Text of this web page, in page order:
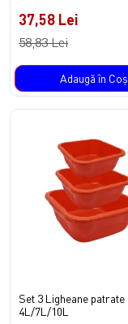
37,58 Lei
58,83 Lei
Adaugă în Coş
Set 3 Ligheane patrate
4L/7L/10L